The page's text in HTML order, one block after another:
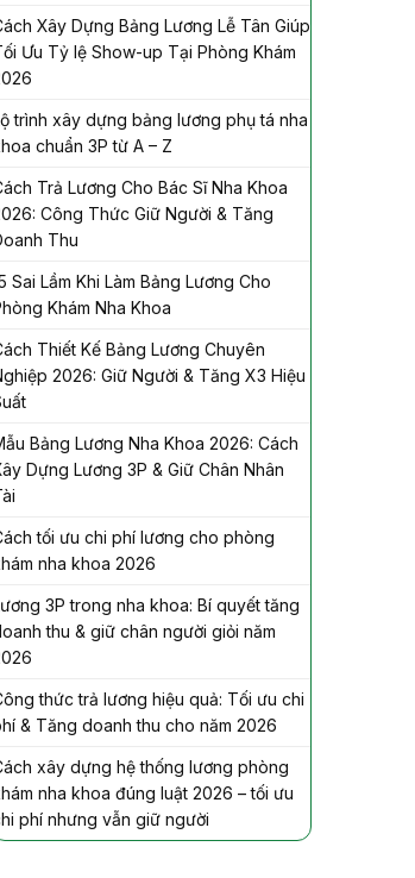
Xây Dựng Bảng Lương Lễ Tân Giúp
Ưu Tỷ lệ Show-up Tại Phòng Khám
trình xây dựng bảng lương phụ tá nha
chuẩn 3P từ A – Z
Trả Lương Cho Bác Sĩ Nha Khoa
Công Thức Giữ Người & Tăng
Thu
Sai Lầm Khi Làm Bảng Lương Cho
Khám Nha Khoa
Thiết Kế Bảng Lương Chuyên
2026: Giữ Người & Tăng X3 Hiệu
Bảng Lương Nha Khoa 2026: Cách
Dựng Lương 3P & Giữ Chân Nhân
tối ưu chi phí lương cho phòng
nha khoa 2026
3P trong nha khoa: Bí quyết tăng
thu & giữ chân người giỏi năm
thức trả lương hiệu quả: Tối ưu chi
& Tăng doanh thu cho năm 2026
xây dựng hệ thống lương phòng
nha khoa đúng luật 2026 – tối ưu
phí nhưng vẫn giữ người